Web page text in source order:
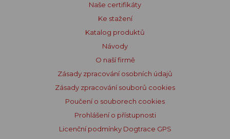
Naše certifikáty
Ke stažení
Katalog produktů
Návody
O naší firmě
Zásady zpracování osobních údajů
Zásady zpracování souborů cookies
Poučení o souborech cookies
Prohlášení o přístupnosti
Licenční podmínky Dogtrace GPS